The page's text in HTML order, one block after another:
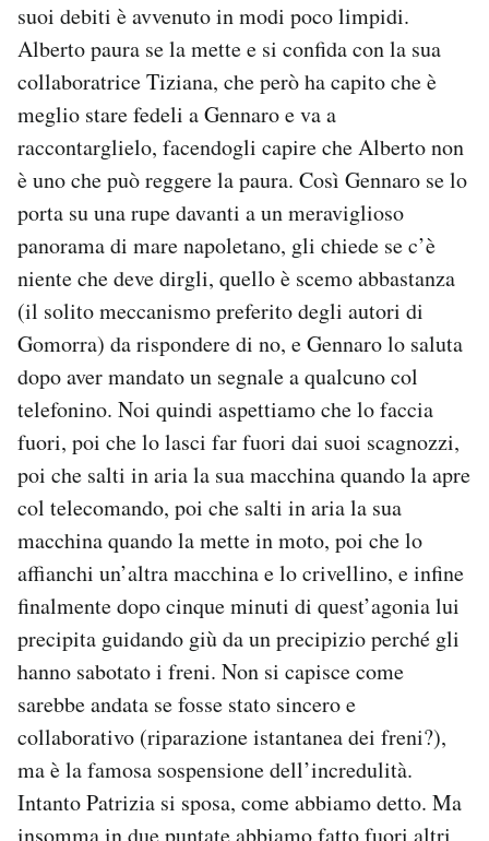
suoi debiti è avvenuto in modi poco limpidi.
Alberto paura se la mette e si confida con la sua
collaboratrice Tiziana, che però ha capito che è
meglio stare fedeli a Gennaro e va a
raccontarglielo, facendogli capire che Alberto non
è uno che può reggere la paura. Così Gennaro se lo
porta su una rupe davanti a un meraviglioso
panorama di mare napoletano, gli chiede se c’è
niente che deve dirgli, quello è scemo abbastanza
(il solito meccanismo preferito degli autori di
Gomorra) da rispondere di no, e Gennaro lo saluta
dopo aver mandato un segnale a qualcuno col
telefonino. Noi quindi aspettiamo che lo faccia
fuori, poi che lo lasci far fuori dai suoi scagnozzi,
poi che salti in aria la sua macchina quando la apre
col telecomando, poi che salti in aria la sua
macchina quando la mette in moto, poi che lo
affianchi un’altra macchina e lo crivellino, e infine
finalmente dopo cinque minuti di quest’agonia lui
precipita guidando giù da un precipizio perché gli
hanno sabotato i freni. Non si capisce come
sarebbe andata se fosse stato sincero e
collaborativo (riparazione istantanea dei freni?),
ma è la famosa sospensione dell’incredulità.
Intanto Patrizia si sposa, come abbiamo detto. Ma
insomma in due puntate abbiamo fatto fuori altri